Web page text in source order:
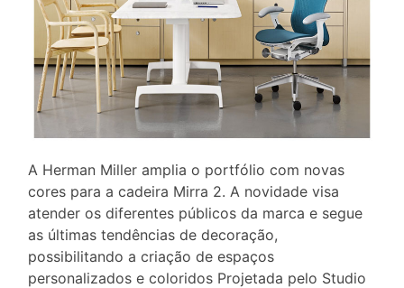
A Herman Miller amplia o portfólio com novas
cores para a cadeira Mirra 2. A novidade visa
atender os diferentes públicos da marca e segue
as últimas tendências de decoração,
possibilitando a criação de espaços
personalizados e coloridos Projetada pelo Studio